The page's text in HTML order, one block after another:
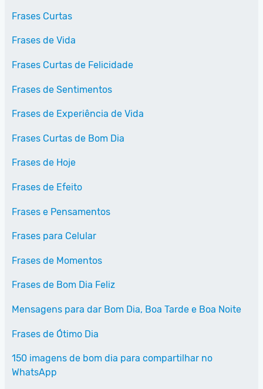
Frases Curtas
Frases de Vida
Frases Curtas de Felicidade
Frases de Sentimentos
Frases de Experiência de Vida
Frases Curtas de Bom Dia
Frases de Hoje
Frases de Efeito
Frases e Pensamentos
Frases para Celular
Frases de Momentos
Frases de Bom Dia Feliz
Mensagens para dar Bom Dia, Boa Tarde e Boa Noite
Frases de Ótimo Dia
150 imagens de bom dia para compartilhar no
WhatsApp